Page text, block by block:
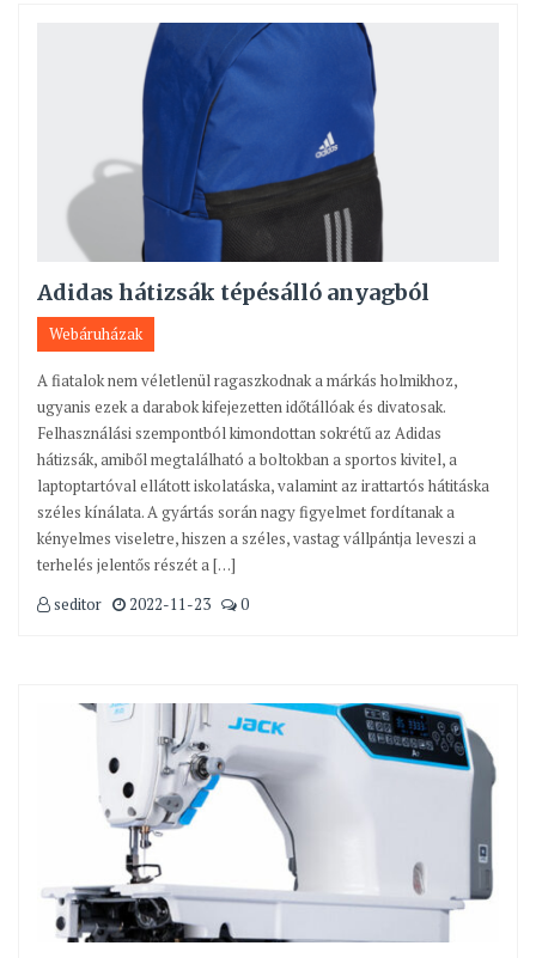
Adidas hátizsák tépésálló anyagból
Webáruházak
A fiatalok nem véletlenül ragaszkodnak a márkás holmikhoz,
ugyanis ezek a darabok kifejezetten időtállóak és divatosak.
Felhasználási szempontból kimondottan sokrétű az Adidas
hátizsák, amiből megtalálható a boltokban a sportos kivitel, a
laptoptartóval ellátott iskolatáska, valamint az irattartós hátitáska
széles kínálata. A gyártás során nagy figyelmet fordítanak a
kényelmes viseletre, hiszen a széles, vastag vállpántja leveszi a
terhelés jelentős részét a […]
seditor
2022-11-23 0